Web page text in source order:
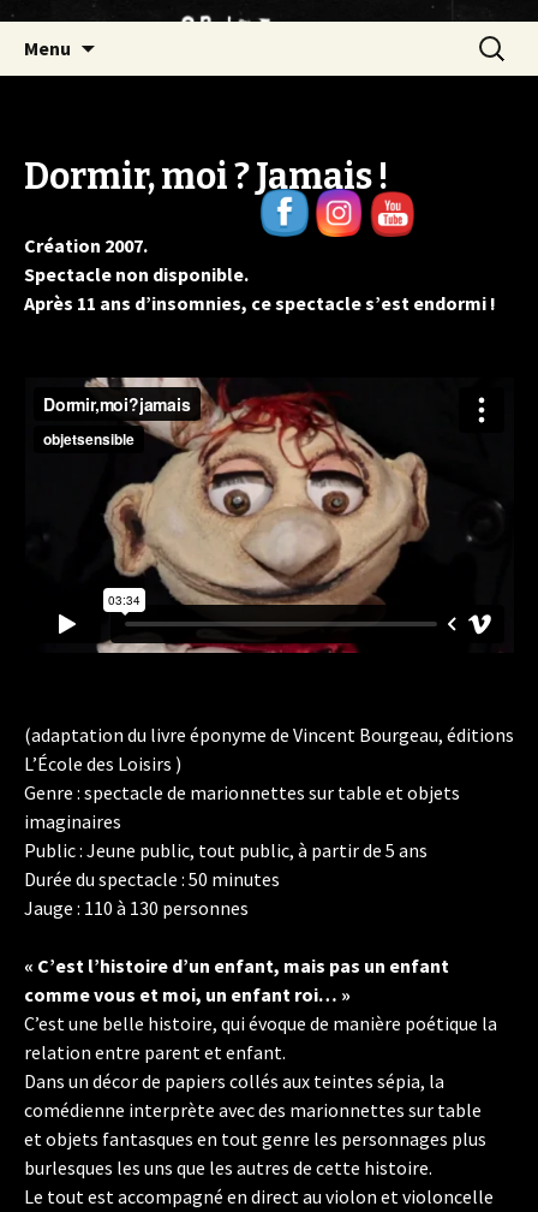
Menu
Dormir, moi ? Jamais !
Création 2007.
Spectacle non disponible.
Après 11 ans d’insomnies, ce spectacle s’est endormi !
(adaptation du livre éponyme de Vincent Bourgeau, éditions
L’École des Loisirs )
Genre : spectacle de marionnettes sur table et objets
imaginaires
Public : Jeune public, tout public, à partir de 5 ans
Durée du spectacle : 50 minutes
Jauge : 110 à 130 personnes
« C’est l’histoire d’un enfant, mais pas un enfant
comme vous et moi, un enfant roi… »
C’est une belle histoire, qui évoque de manière poétique la
relation entre parent et enfant.
Dans un décor de papiers collés aux teintes sépia, la
comédienne interprète avec des marionnettes sur table
et objets fantasques en tout genre les personnages plus
burlesques les uns que les autres de cette histoire.
Le tout est accompagné en direct au violon et violoncelle